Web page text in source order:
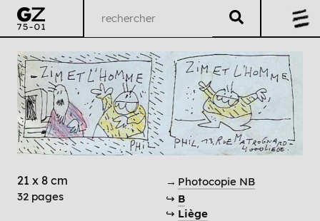
21 x 8 cm
32 pages
→ Photocopie NB
↪ B
↪ Liège